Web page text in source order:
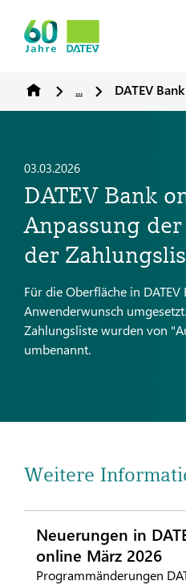
... DATEV
03.03.2026
DATEV Bank
Anpassung
der
Für die Oberfläche in
Anwenderwunsch
Zahlungsliste wurden von
umbenannt.
Weitere
Neuerungen in
online März 2026
Programmänderungen